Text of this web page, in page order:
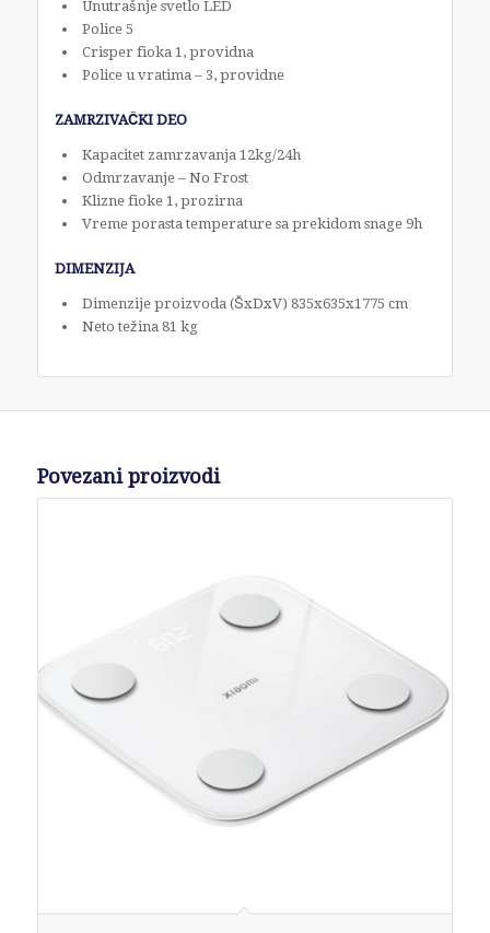
Unutrašnje svetlo LED
Police 5
Crisper fioka 1, providna
Police u vratima – 3, providne
ZAMRZIVAČKI DEO
Kapacitet zamrzavanja 12kg/24h
Odmrzavanje – No Frost
Klizne fioke 1, prozirna
Vreme porasta temperature sa prekidom snage 9h
DIMENZIJA
Dimenzije proizvoda (ŠxDxV) 835x635x1775 cm
Neto težina 81 kg
Povezani proizvodi